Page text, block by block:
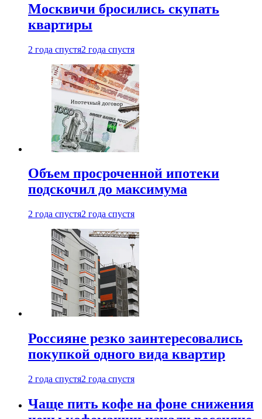
Москвичи бросились скупать
квартиры
2 года спустя2 года спустя
Объем просроченной ипотеки
подскочил до максимума
2 года спустя2 года спустя
Россияне резко заинтересовались
покупкой одного вида квартир
2 года спустя2 года спустя
Чаще пить кофе на фоне снижения